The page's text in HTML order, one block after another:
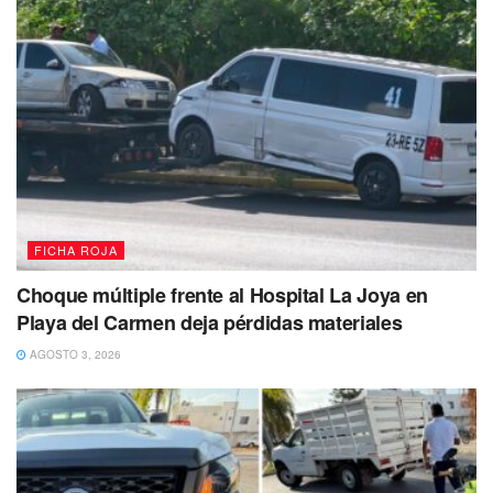
del Tribunal de Justicia Administrativa, SEFIPLAN, como
de todas las personas que se sumaron a este curso taller.
Tags: IEQROO
FICHA ROJA
Choque múltiple frente al Hospital La Joya en
Playa del Carmen deja pérdidas materiales
AGOSTO 3, 2026